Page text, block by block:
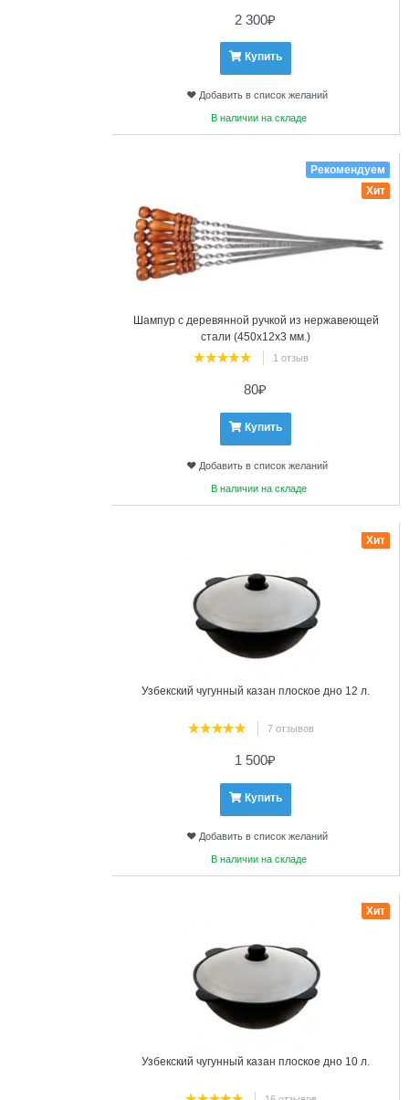
2 300₽
Купить
Добавить в список желаний
В наличии на складе
Шампур с деревянной ручкой из нержавеющей
стали (450х12х3 мм.)
1 отзыв
Рекомендуем
Хит
80₽
Купить
Добавить в список желаний
В наличии на складе
Узбекский чугунный казан плоское дно 12 л.
7 отзывов
Хит
1 500₽
Купить
Добавить в список желаний
В наличии на складе
Узбекский чугунный казан плоское дно 10 л.
Хит